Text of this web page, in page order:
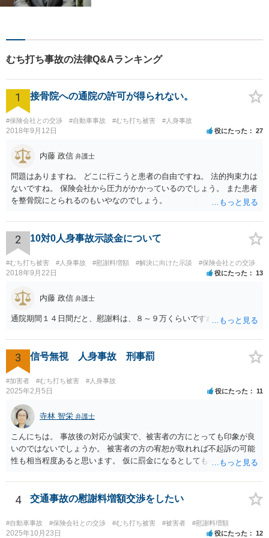
お気軽にご相談ください！多
角的な視点から迅速に解決に
導きます。
むち打ち事故の法律Q&Aランキング
1 接骨院への通院の許可が得られない。
#保険会社との交渉 #自動車事故 #むち打ち被害 #人身事故
2018年9月12日 役にたった 27
内藤 政信 弁護士
問題はありますね。 どこに行こうと患者の自由ですね。 法的拘束力は
ないですね。 保険会社から圧力がかかっているのでしょう。 また患者
を整骨院にとられるのもいやなのでしょう。
2 10対0人身事故示談金について
#むち打ち被害 #人身事故 #慰謝料増額 #解決に向けた示談 #保険会社との交渉
2018年9月22日 役にたった 13
内藤 政信 弁護士
通院期間１４日間だと、慰謝料は、８～９万くらいですね。
3 信号無視 人身事故 刑事罰
#加害者 #むち打ち被害 #人身事故
2025年2月5日 役にたった 11
寺林 智栄 弁護士
こんにちは。 事故後の対応が誠実で、被害者の方にとっても印象が良
いのではないでしょうか。 被害者の方の宥恕が取れれば不起訴の可能
性も相当程度あると思います。 仮に罰金になるとしても今回は略式の
ょう。 参考になれば幸いです。
4 交通事故の慰謝料増額交渉をしたい
#自動車事故 #保険会社との交渉 #むち打ち被害 #被害者 #慰謝料増額
2025年10月23日 役にたった 12